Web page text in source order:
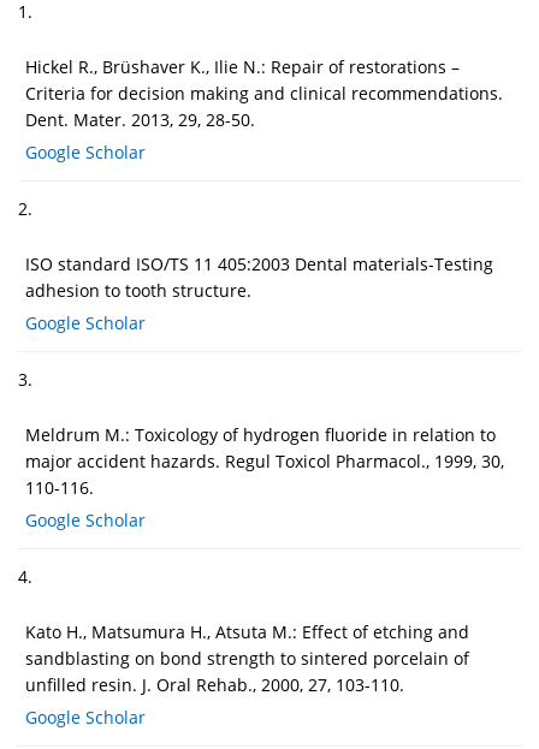
1.
Hickel R., Brüshaver K., Ilie N.: Repair of restorations –
Criteria for decision making and clinical recommendations.
Dent. Mater. 2013, 29, 28-50.
Google Scholar
2.
ISO standard ISO/TS 11 405:2003 Dental materials-Testing
adhesion to tooth structure.
Google Scholar
3.
Meldrum M.: Toxicology of hydrogen fluoride in relation to
major accident hazards. Regul Toxicol Pharmacol., 1999, 30,
110-116.
Google Scholar
4.
Kato H., Matsumura H., Atsuta M.: Effect of etching and
sandblasting on bond strength to sintered porcelain of
unfilled resin. J. Oral Rehab., 2000, 27, 103-110.
Google Scholar